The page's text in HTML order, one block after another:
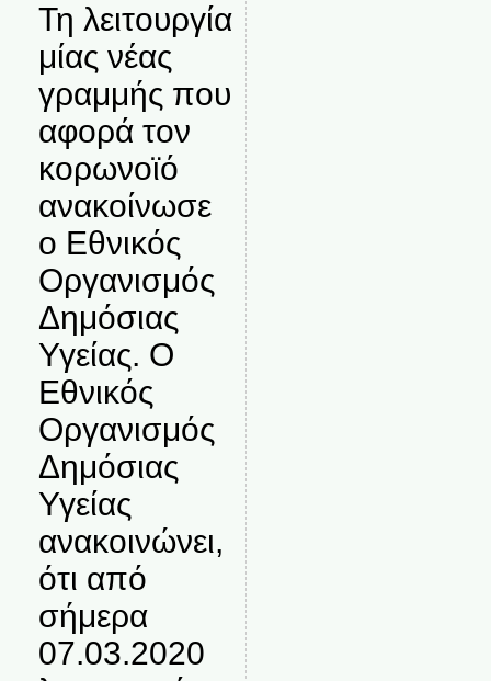
Τη λειτουργία
μίας νέας
γραμμής που
αφορά τον
κορωνοϊό
ανακοίνωσε
ο Εθνικός
Οργανισμός
Δημόσιας
Υγείας. Ο
Εθνικός
Οργανισμός
Δημόσιας
Υγείας
ανακοινώνει,
ότι από
σήμερα
07.03.2020